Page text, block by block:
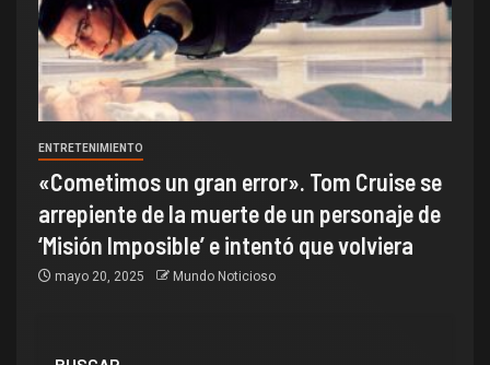
ENTRETENIMIENTO
«Cometimos un gran error». Tom Cruise se
arrepiente de la muerte de un personaje de
‘Misión Imposible’ e intentó que volviera
mayo 20, 2025 Mundo Noticioso